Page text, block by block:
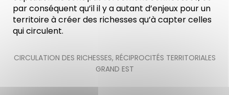
par conséquent qu’il il y a autant d’enjeux pour un
territoire à créer des richesses qu’à capter celles
qui circulent.
CIRCULATION DES RICHESSES, RÉCIPROCITÉS TERRITORIALES
GRAND EST